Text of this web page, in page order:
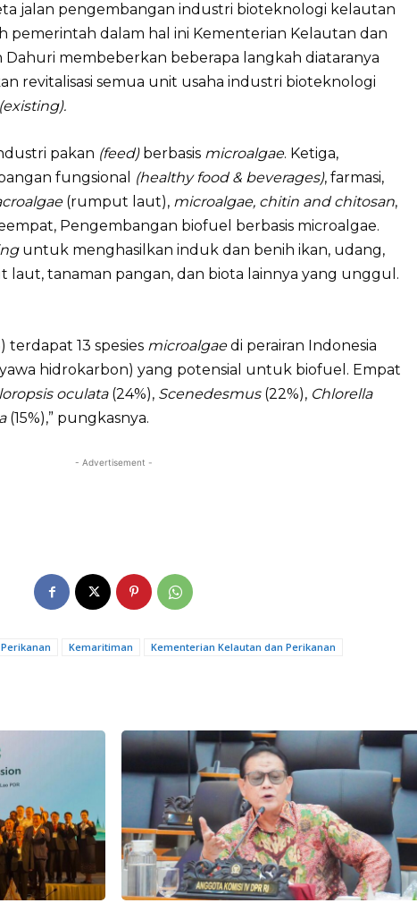
jalan pengembangan industri bioteknologi kelautan
pemerintah dalam hal ini Kementerian Kelautan dan
Dahuri membeberkan beberapa langkah diataranya
revitalisasi semua unit usaha industri bioteknologi
(existing).
pakan (feed) berbasis microalgae. Ketiga,
fungsional
(healthy food & beverages), farmasi,
(rumput laut), microalgae, chitin and chitosan,
Pengembangan biofuel berbasis microalgae.
untuk menghasilkan induk dan benih ikan, udang,
laut, tanaman pangan, dan biota lainnya yang unggul.
terdapat 13 spesies microalgaedi perairan Indonesia
hidrokarbon) yang potensial untuk biofuel. Empat
oculata(24%), Scenedesmus (22%), Chlorella
(15%),” pungkasnya.
- Advertisement -
Kemaritiman
Kementerian Kelautan dan Perikanan